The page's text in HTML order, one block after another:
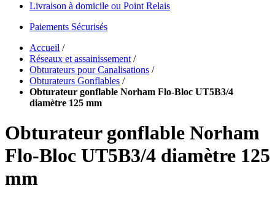
Livraison à domicile ou Point Relais
Paiements Sécurisés
Accueil /
Réseaux et assainissement /
Obturateurs pour Canalisations /
Obturateurs Gonflables /
Obturateur gonflable Norham Flo-Bloc UT5B3/4
diamètre 125 mm
Obturateur gonflable Norham
Flo-Bloc UT5B3/4 diamètre 125
mm